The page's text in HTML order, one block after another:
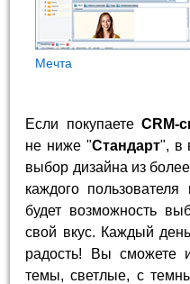
Мечта
Если покупаете CRM-
не ниже "Стандарт", в
выбор дизайна из
каждого пользователя
будет возможность
свой вкус. Каждый
радость! Вы сможете
темы, светлые, с